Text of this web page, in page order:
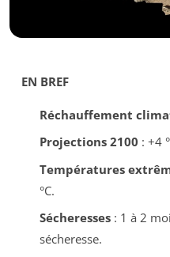
EN BREF
Réchauffement
Projections 2100 : +4
Températures
°C.
Sécheresses: 1 à 2
sécheresse.